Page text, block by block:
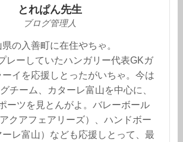
とれぱん先生
ブログ管理人
の入善町に在住やちゃ。
レーしていたハンガリー代表GKガ
イを応援しとったがいちゃ。今は
チーム、カターレ富山を中心に、
ーツを見とんがよ。バレーボール
クアフェアリーズ）、ハンドボー
ーレ富山）なども応援しとって、最